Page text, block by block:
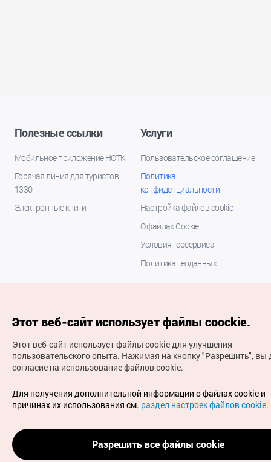
Полезные ссылки
Мобильное приложение НОТК
Горячая линия для туристов
1330
Электронные книги
Услуги
Пользовательское соглашение
Политика
конфиденциальности
Настройка файлов cookie
О файлах Cookie
Условия геосервиса
Политика геоданных
(с) Национальная организация туризма Кореи Все
права защищены
Для извещения об ошибках и проблемах, связанных с
работой веб-сайта, направляйте ваши запросы на
официальный адрес электронной почты
russian@knto.or.kr
Этот веб-сайт использует файлы coockie.
Этот веб-сайт использует файлы cookie для улучшения
пользовательского опыта. Нажимая на кнопку "Разрешить", вы
согласие на использование файлов cookie.
Для получения дополнительной информации о файлах cookie и
причинах их использования см. раздел настроек файлов cookie.
Разрешить все файлы cookie